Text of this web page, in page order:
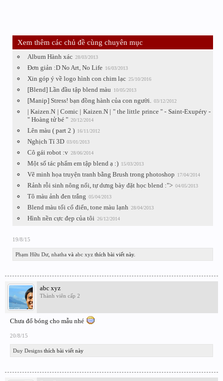
Xem thêm các chủ đề cùng chuyên mục
Album Hành xác 28/03/2013
Đơn giản :D No Art, No Life 16/03/2013
Xin góp ý về logo hình con chim lạc 25/10/2016
[Blend] Lần đầu tập blend màu 10/05/2013
[Manip] Stress! bạn đồng hành của con người. 03/12/2012
| Kaizen.N | Comic | Kaizen.N | " the little prince " - Saint-Exupéry -
" Hoàng tử bé " 20/12/2014
Lên màu ( part 2 ) 16/11/2012
Nghịch Tí 3D 03/01/2013
Cô gái robot :v 28/06/2014
Một số tác phẩm em tập blend ạ :) 15/03/2013
Vẽ minh họa truyện tranh bằng Brush trong photoshop 17/04/2014
Rảnh rỗi sinh nông nổi, tự dưng bày đặt học blend :"> 04/05/2013
Tô màu ảnh đen trắng 05/04/2013
Blend màu tối cổ điển, tone màu lạnh 28/04/2013
Hình nền cực đẹp của tôi 26/12/2014
19/8/15
Phạm Hữu Dư nhatha và abc xyz thích bài viết này.
abc xyz
Thành viên cấp 2
Chưa đổ bóng cho mẫu nhé
20/8/15
Duy Designs thích bài viết này